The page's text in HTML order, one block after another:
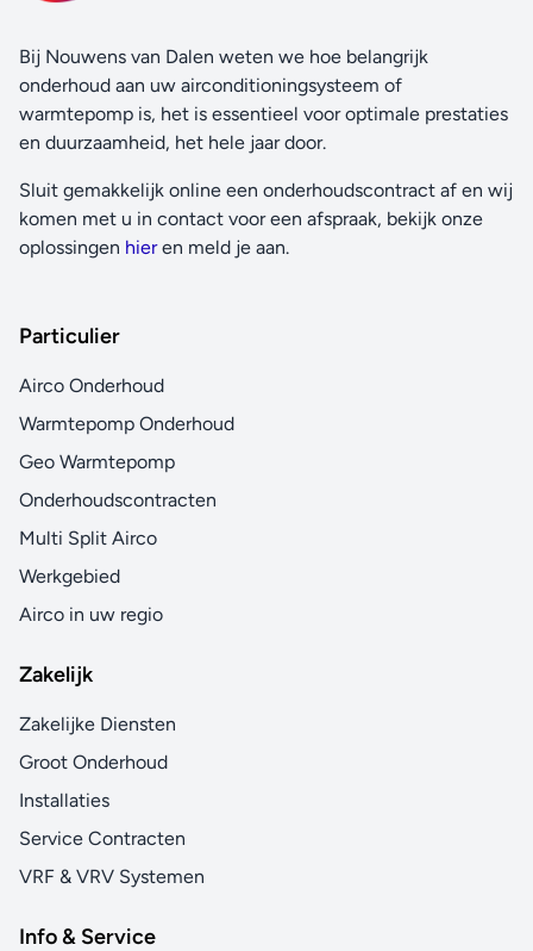
Bij Nouwens van Dalen weten we hoe belangrijk
onderhoud aan uw airconditioningsysteem of
warmtepomp is, het is essentieel voor optimale prestaties
en duurzaamheid, het hele jaar door.
Sluit gemakkelijk online een onderhoudscontract af en wij
komen met u in contact voor een afspraak, bekijk onze
oplossingen hieren meld je aan.
Particulier
Airco Onderhoud
Warmtepomp Onderhoud
Geo Warmtepomp
Onderhoudscontracten
Multi Split Airco
Werkgebied
Airco in uw regio
Zakelijk
Zakelijke Diensten
Groot Onderhoud
Installaties
Service Contracten
VRF & VRV Systemen
Info & Service